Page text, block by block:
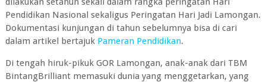
Pendidikan Nasional sekaligus Peringatan Hari Jadi Lamongan.
Dokumentasi kunjungan di tahun sebelumnya bisa di cari
dalam artikel bertajuk Pameran Pendidikan.
Di tengah hiruk-pikuk GOR Lamongan, anak-anak dari TBM
BintangBrilliant memasuki dunia yang menggetarkan, yang